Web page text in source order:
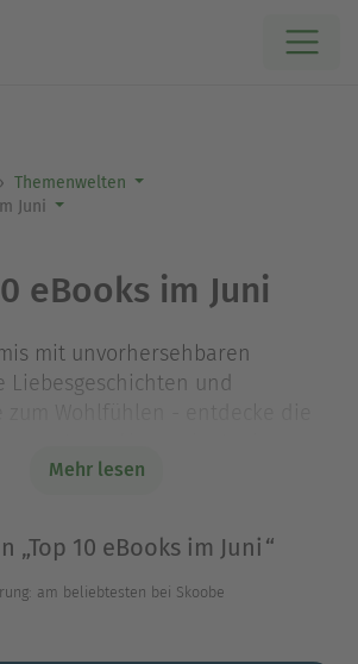
Themenwelten
Juni
eBooks im Juni
mit unvorhersehbaren
Liebesgeschichten und
haben.
Mehr lesen
Ausblenden
„Top 10 eBooks im Juni“
am beliebtesten bei Skoobe